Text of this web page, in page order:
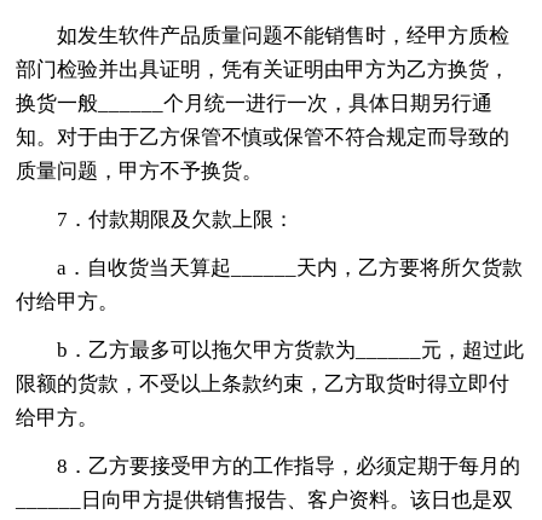
如发生软件产品质量问题不能销售时，经甲方质检
部门检验并出具证明，凭有关证明由甲方为乙方换货，
换货一般______个月统一进行一次，具体日期另行通
知。对于由于乙方保管不慎或保管不符合规定而导致的
质量问题，甲方不予换货。
7．付款期限及欠款上限：
a．自收货当天算起______天内，乙方要将所欠货款
付给甲方。
b．乙方最多可以拖欠甲方货款为______元，超过此
限额的货款，不受以上条款约束，乙方取货时得立即付
给甲方。
8．乙方要接受甲方的工作指导，必须定期于每月的
______日向甲方提供销售报告、客户资料。该日也是双